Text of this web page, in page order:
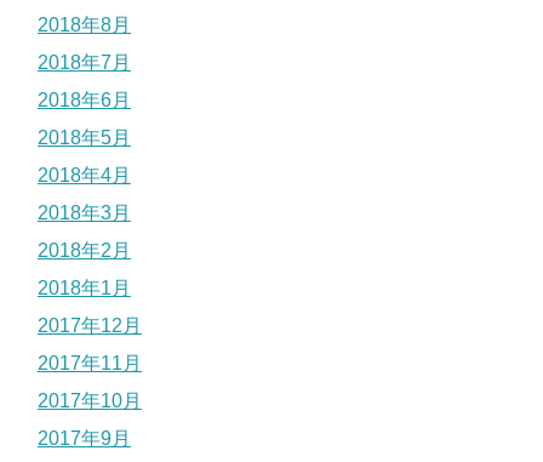
2018年8月
2018年7月
2018年6月
2018年5月
2018年4月
2018年3月
2018年2月
2018年1月
2017年12月
2017年11月
2017年10月
2017年9月